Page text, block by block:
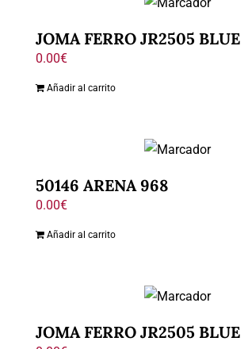
JOMA FERRO JR2505 BLUE
0.00€
Añadir al carrito
50146 ARENA 968
0.00€
Añadir al carrito
JOMA FERRO JR2505 BLUE